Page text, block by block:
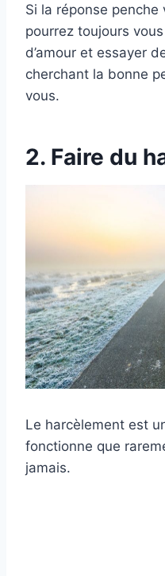
Si la réponse
pourrez toujours
d’amour et essayer
cherchant la bonne
vous.
2. Faire du
Le harcèlement est
fonctionne que
jamais.